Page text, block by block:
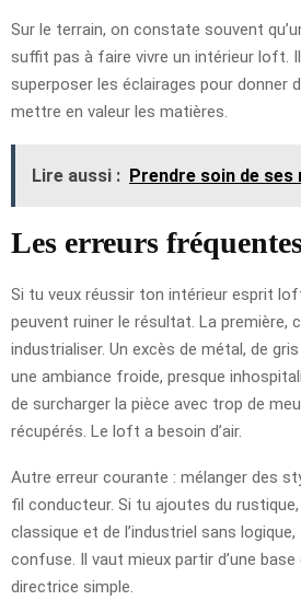
Sur le terrain, on constate souvent
suffit pas à faire vivre un intérieur loft.
superposer les éclairages pour donner
mettre en valeur les matières.
Lire aussi : Prendre soin de ses
Les erreurs
Si tu veux réussir ton intérieur esprit
peuvent ruiner le résultat. La première,
industrialiser. Un excès de métal, de
une ambiance froide, presque
de surcharger la pièce avec trop de
récupérés. Le loft a besoin d’air.
Autre erreur courante : mélanger des
fil conducteur. Si tu ajoutes du rustique,
classique et de l’industriel sans
confuse. Il vaut mieux partir d’une
directrice simple.